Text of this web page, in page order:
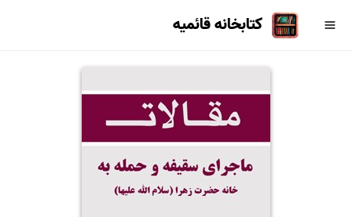
کتابخانه قائمیه